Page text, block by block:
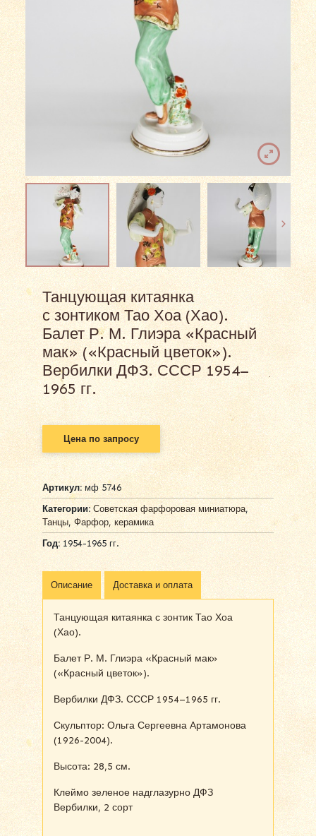
Танцующая китаянка
с зонтиком Тао Хоа (Хао).
Балет Р. М. Глиэра «Красный
мак» («Красный цветок»).
Вербилки ДФЗ. СССР 1954–
1965 гг.
Цена по запросу
Артикул:мф 5746
Категории: Советская фарфоровая миниатюра,
Танцы,Фарфор, керамика
Год: 1954-1965 гг.
Описание Доставка и оплата
Танцующая китаянка с зонтик Тао Хоа
(Хао).
Балет Р. М. Глиэра «Красный мак»
(«Красный цветок»).
Вербилки ДФЗ. СССР 1954–1965 гг.
Скульптор: Ольга Сергеевна Артамонова
(1926-2004).
Высота: 28,5 см.
Клеймо зеленое надглазурно ДФЗ
Вербилки, 2 сорт